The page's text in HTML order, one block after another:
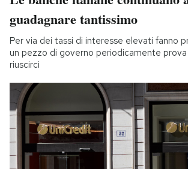
guadagnare tantissimo
Per via dei tassi di interesse elevati fanno
un pezzo di governo periodicamente prova
riuscirci